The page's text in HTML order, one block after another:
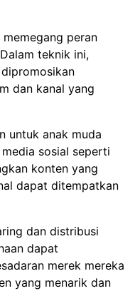
peran
teknik ini,
dan kanal yang
untuk anak muda
sosial seperti
konten yang
dapat ditempatkan
dan distribusi
dapat
merek mereka
yang menarik dan